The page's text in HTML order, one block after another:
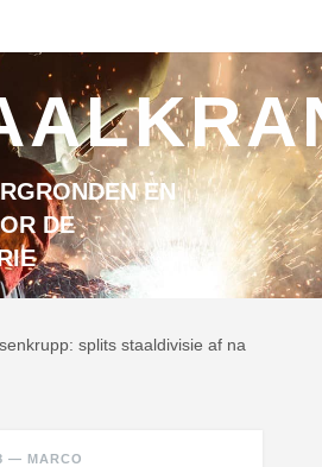
EN
DE
splits staaldivisie af na
— MARCO